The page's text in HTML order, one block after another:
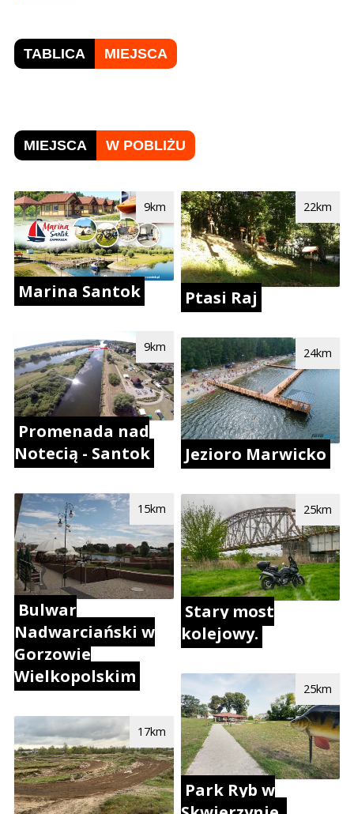
TABLICA MIEJSCA
MIEJSCA W POBLIŻU
Marina Santok
9km
Promenada nad
Notecią - Santok
9km
Bulwar
Nadwarciański w
Gorzowie
Wielkopolskim
15km
17km
Ptasi Raj
22km
Jezioro Marwicko
24km
Stary most
kolejowy.
25km
Park Ryb w
25km